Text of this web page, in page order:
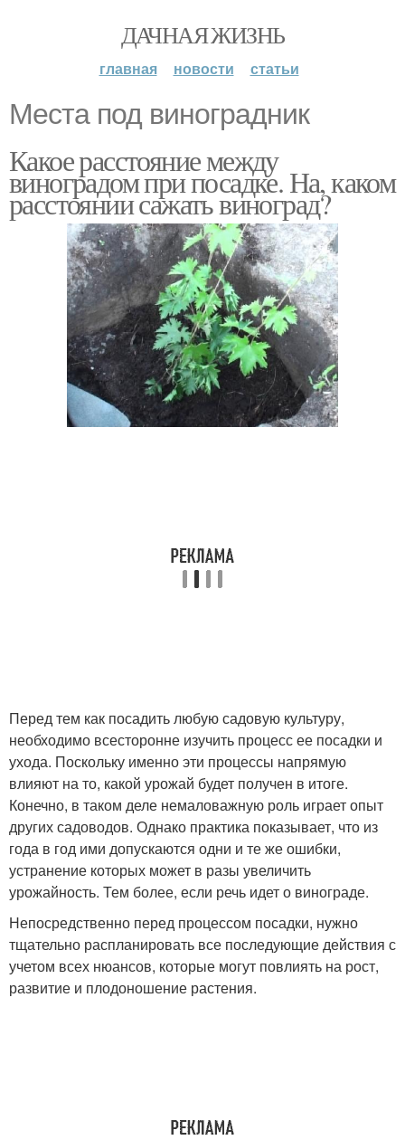
ДАЧНАЯ ЖИЗНЬ
главная новости статьи
Места под виноградник
Какое расстояние между
виноградом при посадке. На, каком
расстоянии сажать виноград?
Перед тем как посадить любую садовую культуру,
необходимо всесторонне изучить процесс ее посадки и
ухода. Поскольку именно эти процессы напрямую
влияют на то, какой урожай будет получен в итоге.
Конечно, в таком деле немаловажную роль играет опыт
других садоводов. Однако практика показывает, что из
года в год ими допускаются одни и те же ошибки,
устранение которых может в разы увеличить
урожайность. Тем более, если речь идет о винограде.
Непосредственно перед процессом посадки, нужно
тщательно распланировать все последующие действия с
учетом всех нюансов, которые могут повлиять на рост,
развитие и плодоношение растения.